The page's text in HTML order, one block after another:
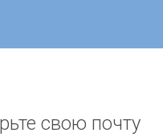
свою почту